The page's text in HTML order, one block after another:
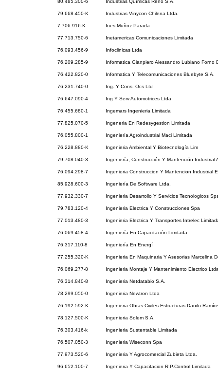
80.485.300-6 Industrias Químicas Reno S.A.
79.668.450-K Industrias Vinycon Chilena Ltda.
7.706.916-K Ines Muñoz Parada
77.713.750-6 Inetamericas Comunicaciones Limitada
76.093.456-9 Infoclinicas Ltda
76.209.285-9 Informatica Gianpiero Alessandro Lubiano Forno
76.422.820-0 Informatica Y Telecomunicaciones Bluebyte S.A.
76.231.740-0 Ing. Y Cons. Ocs Ltd
76.647.090-4 Ing Y Serv Automotrices Ltda
76.455.680-1 Ingemars Ingenieria Limitada
77.825.070-5 Ingeneria En Redesygestion Limitada
76.055.800-1 Ingeniería Agroindustrial Maci Limitada
76.228.880-K Ingenieria Ambiental Y Biotecnología Lim
79.708.040-3 Ingeniería, Construcción Y Mantención Industrial
76.094.298-7 Ingenieria Construccion Y Mantencion Industrial
85.928.600-3 Ingeniería De Software Ltda.
77.932.330-7 Ingenieria Desarrollo Y Servicios Tecnologicos
79.783.120-4 Ingenieria Electrica Y Construcciones Spa
77.013.480-3 Ingenieria Electrica Y Transportes Intrelec
76.069.458-4 Ingeniería En Capacitación Limitada
76.317.110-8 Ingeniería En Energí
77.255.320-K Ingenieria En Maquinaria Y Asesorias Marcelina
76.069.277-8 Ingenieria Montaje Y Mantenimiento Electrico
76.314.840-8 Ingenieria Netdatabio S.A.
78.299.050-0 Ingenieria Newtron Ltda
76.192.592-K Ingenieria Obras Civiles Estructuras Danilo
78.127.500-K Ingenieria Solem S.A.
76.303.416-k Ingenieria Sustentable Limitada
76.507.050-3 Ingenieria Wiseconn Spa
77.973.520-6 Ingenieria Y Agrocomercial Zubieta Ltda.
96.652.100-7 Ingenieria Y Capacitacion R.P.Control Limitada